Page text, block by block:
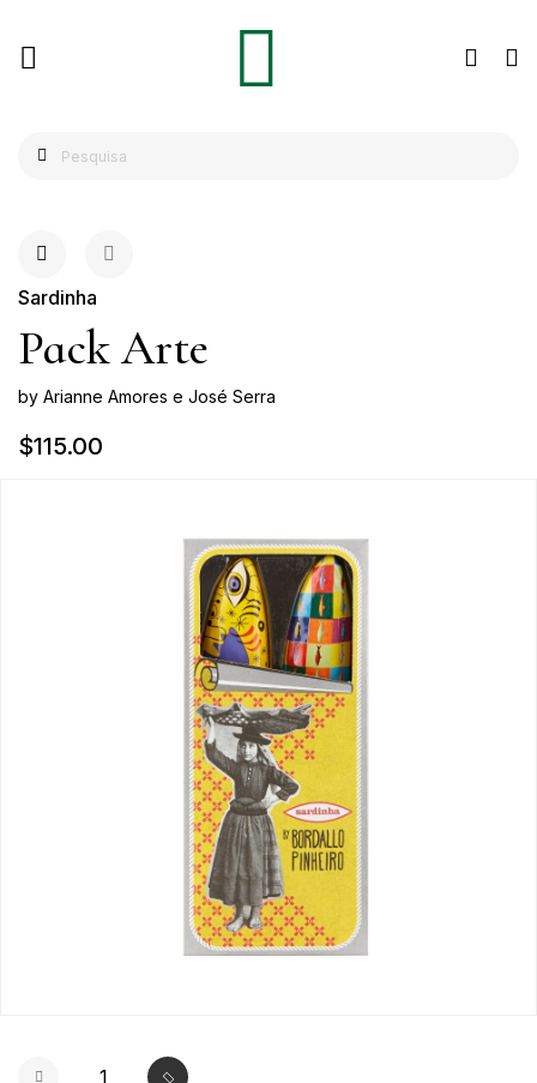
Sardinha
Pack Arte
by Arianne Amores e José Serra
$115.00